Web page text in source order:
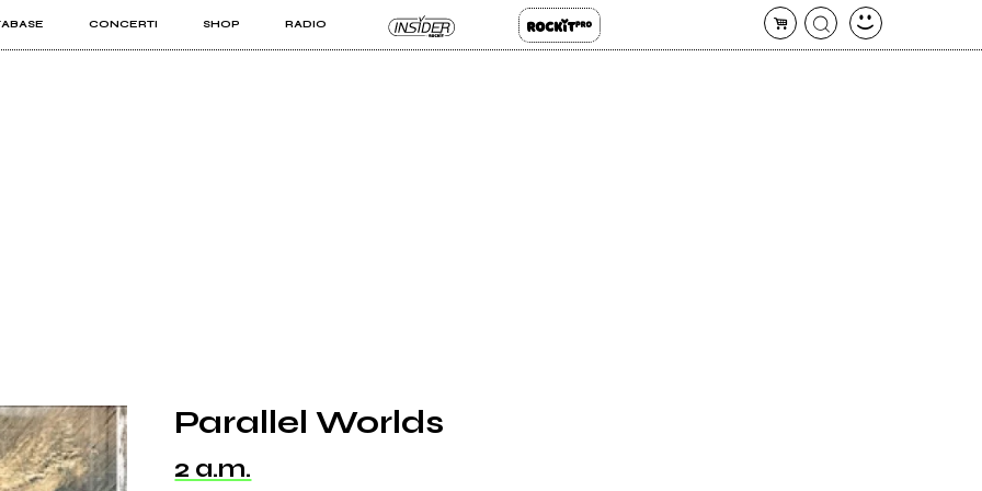
CONCERTI SHOP RADIO
PRO
Parallel Worlds
2 a.m.